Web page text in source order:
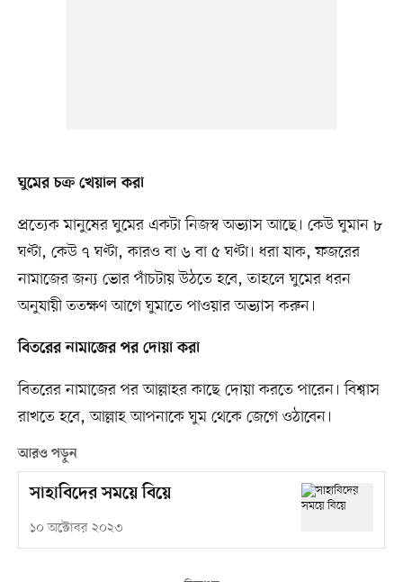
ঘুমের চক্র খেয়াল করা
প্রত্যেক মানুষের ঘুমের একটা নিজস্ব অভ্যাস আছে। কেউ ঘুমান ৮
ঘণ্টা, কেউ ৭ ঘণ্টা, কারও বা ৬ বা ৫ ঘণ্টা। ধরা যাক, ফজরের
নামাজের জন্য ভোর পাঁচটায় উঠতে হবে, তাহলে ঘুমের ধরন
অনুযায়ী ততক্ষণ আগে ঘুমাতে পাওয়ার অভ্যাস করুন।
বিতরের নামাজের পর দোয়া করা
বিতরের নামাজের পর আল্লাহর কাছে দোয়া করতে পারেন। বিশ্বাস
রাখতে হবে, আল্লাহ আপনাকে ঘুম থেকে জেগে ওঠাবেন।
আরও পড়ুন
সাহাবিদের সময়ে বিয়ে
১০ অক্টোবর ২০২৩